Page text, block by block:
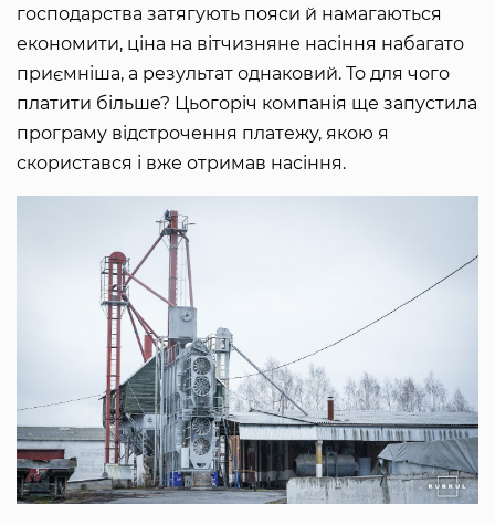
господарства затягують пояси й намагаються
економити, ціна на вітчизняне насіння набагато
приємніша, а результат однаковий. То для чого
платити більше? Цьогоріч компанія ще запустила
програму відстрочення платежу, якою я
скористався і вже отримав насіння.